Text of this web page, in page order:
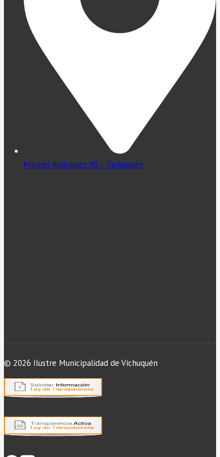
Manuel Rodriguez 90 – Vichuquén
© 2026 Ilustre Municipalidad de Vichuquén